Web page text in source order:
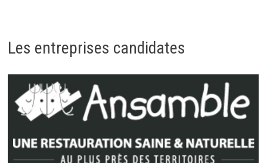
Les entreprises candidates